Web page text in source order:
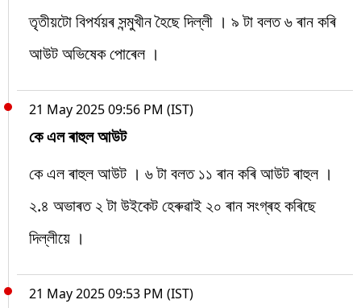
তৃতীয়টো বিপৰ্যয়ৰ সন্মুখীন হৈছে দিল্লী । ৯ টা বলত ৬ ৰান কৰি
আউট অভিষেক পোৰেল ।
21 May 2025 09:56 PM (IST)
কে এল ৰাহুল আউট
কে এল ৰাহুল আউট । ৬ টা বলত ১১ ৰান কৰি আউট ৰাহুল ।
২.৪ অভাৰত ২ টা উইকেট হেৰুৱাই ২০ ৰান সংগ্ৰহ কৰিছে
দিল্লীয়ে ।
21 May 2025 09:53 PM (IST)